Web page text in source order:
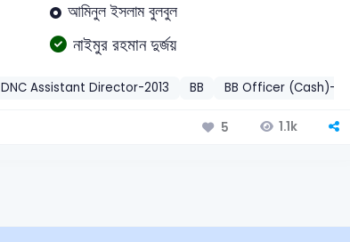
আমিনুল ইসলাম বুলবুল
নাইমুর রহমান দুর্জয়
DNC Assistant Director-2013 BB BB Officer (Cash)-2011
5 1.1k